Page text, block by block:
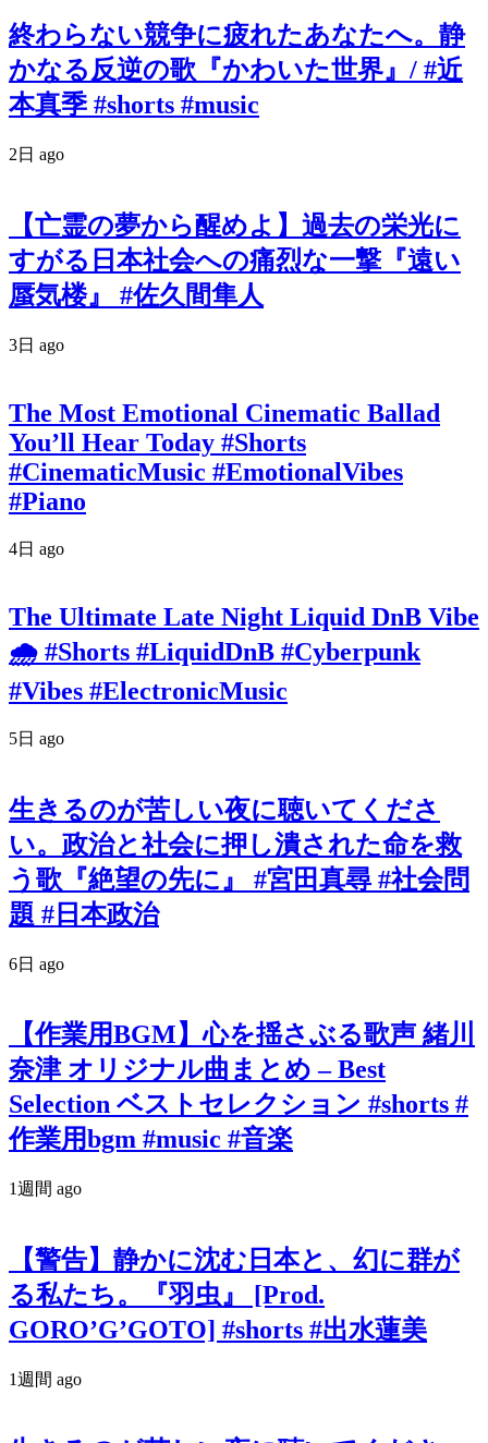
終わらない競争に疲れたあなたへ。静
かなる反逆の歌『かわいた世界』/ #近
本真季 #shorts #music
2日 ago
【亡霊の夢から醒めよ】過去の栄光に
すがる日本社会への痛烈な一撃『遠い
蜃気楼』 #佐久間隼人
3日 ago
The Most Emotional Cinematic Ballad
You’ll Hear Today #Shorts
#CinematicMusic #EmotionalVibes
#Piano
4日 ago
The Ultimate Late Night Liquid DnB Vibe
🌧️ #Shorts #LiquidDnB #Cyberpunk
#Vibes #ElectronicMusic
5日 ago
生きるのが苦しい夜に聴いてくださ
い。政治と社会に押し潰された命を救
う歌『絶望の先に』 #宮田真尋 #社会問
題 #日本政治
6日 ago
【作業用BGM】心を揺さぶる歌声 緒川
奈津 オリジナル曲まとめ – Best
Selection ベストセレクション #shorts #
作業用bgm #music #音楽
1週間 ago
【警告】静かに沈む日本と、幻に群が
る私たち。『羽虫』 [Prod.
GORO’G’GOTO] #shorts #出水蓮美
1週間 ago